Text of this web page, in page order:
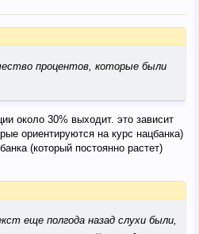
процентов, которые были
около 30% выходит. это зависит
ориентируются на курс нацбанка)
(который постоянно растет)
еще полгода назад слухи были,